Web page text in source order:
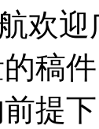
欢
稿
提